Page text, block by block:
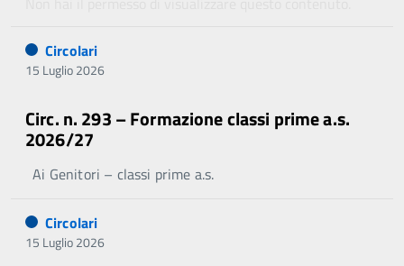
Circolari
15 Luglio 2026
Circ. n. 293 – Formazione classi prime a.s.
2026/27
Ai Genitori – classi prime a.s.
Circolari
15 Luglio 2026